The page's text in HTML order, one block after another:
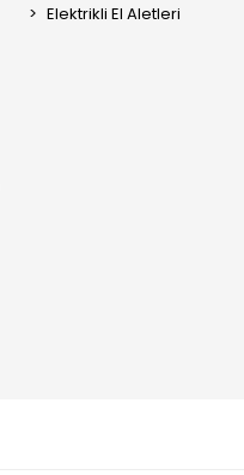
Elektrikli El Aletleri